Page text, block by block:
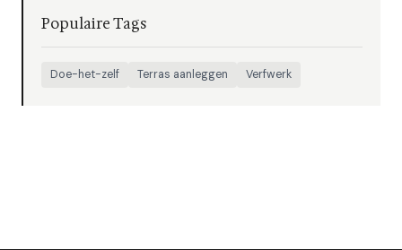
Populaire Tags
Doe-het-zelf Terras aanleggen Verfwerk